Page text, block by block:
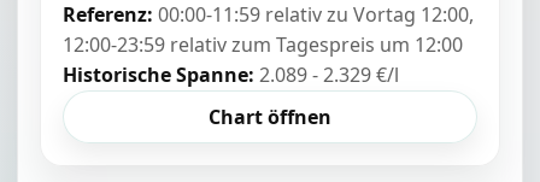
Referenz: 00:00-11:59 relativ zu Vortag 12:00,
12:00-23:59 relativ zum Tagespreis um 12:00
Historische Spanne: 2.089 - 2.329 €/l
Chart öffnen